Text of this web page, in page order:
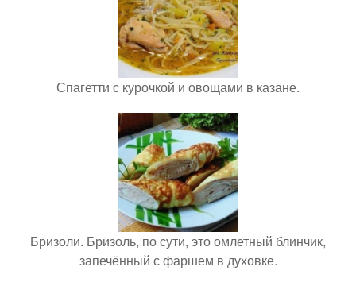
Спагетти с курочкой и овощами в казане.
Бризоли. Бризоль, по сути, это омлетный блинчик,
запечённый с фаршем в духовке.